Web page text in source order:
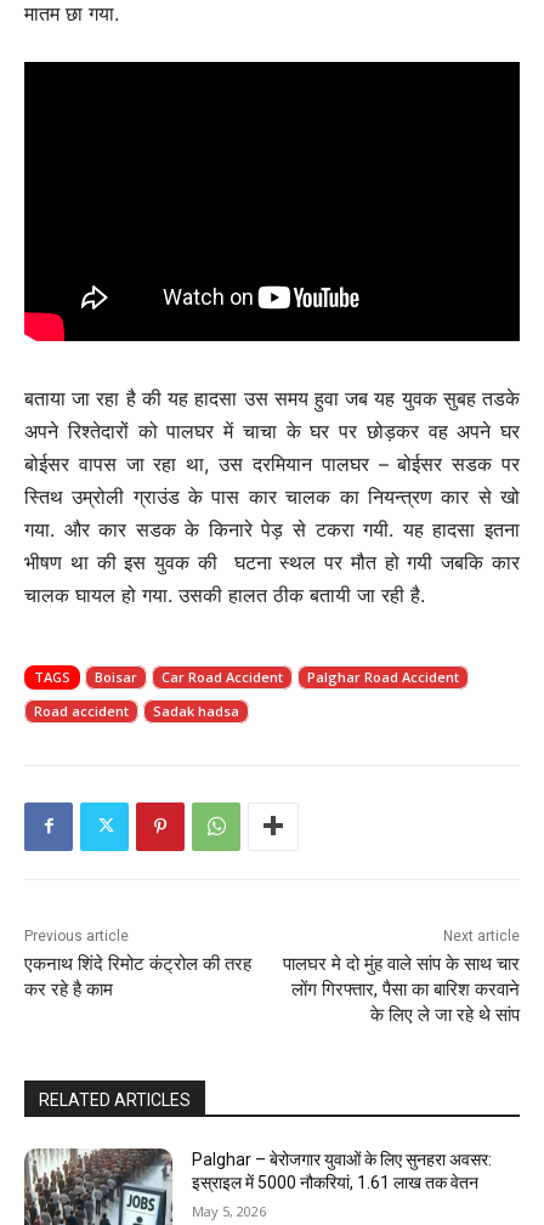
मातम छा गया.
बताया जा रहा है की यह हादसा उस समय हुवा जब यह युवक सुबह तडके
अपने रिश्तेदारों को पालघर में चाचा के घर पर छोड़कर वह अपने घर
बोईसर वापस जा रहा था, उस दरमियान पालघर – बोईसर सडक पर
स्तिथ उम्रोली ग्राउंड के पास कार चालक का नियन्त्रण कार से खो
गया. और कार सडक के किनारे पेड़ से टकरा गयी. यह हादसा इतना
भीषण था की इस युवक की घटना स्थल पर मौत हो गयी जबकि कार
चालक घायल हो गया. उसकी हालत ठीक बतायी जा रही है.
TAGS Boisar Car Road Accident
Palghar Road Accident
Road accident
Sadak hadsa
Previous article
एकनाथ शिंदे रिमोट कंट्रोल की तरह
कर रहे है काम
Next article
पालघर मे दो मुंह वाले सांप के साथ चार
लोंग गिरफ्तार, पैसा का बारिश करवाने
के लिए ले जा रहे थे सांप
RELATED ARTICLES
Palghar – बेरोजगार युवाओं के लिए सुनहरा अवसर:
इस्राइल में 5000 नौकरियां, ₹1.61 लाख तक वेतन
May 5, 2026